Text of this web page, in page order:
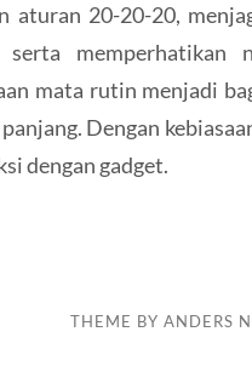
aturan 20-20-20,
serta memperhatikan
mata rutin menjadi
Dengan
dengan gadget.
THEME BYANDERS